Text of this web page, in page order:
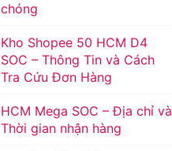
chóng
Kho Shopee 50 HCM D4
SOC – Thông Tin và Cách
Tra Cứu Đơn Hàng
HCM Mega SOC – Địa chỉ và
Thời gian nhận hàng